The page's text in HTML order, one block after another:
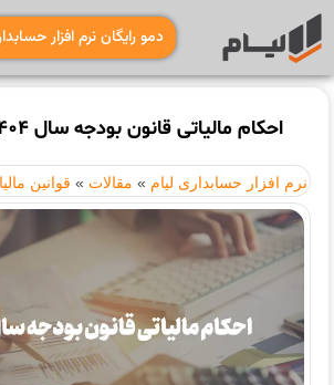
دمو رایگان نرم افزار
احکام مالیاتی قانون بودجه سال 1404 + فایل PDF
نرم افزار حسابداری لیام » مقالات » قوانین